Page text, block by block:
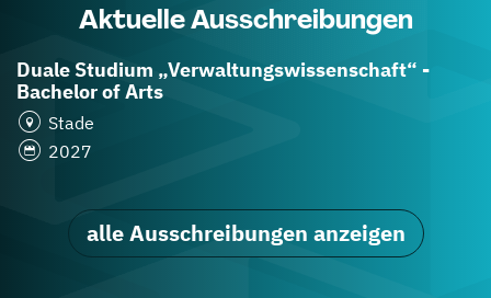
Aktuelle Ausschreibungen
Duale Studium „Verwaltungswissenschaft“ -
Bachelor of Arts
Stade
2027
alle Ausschreibungen anzeigen